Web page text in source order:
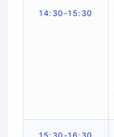
14:30-1 5:30